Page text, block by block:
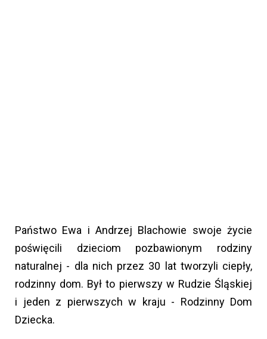
Państwo Ewa i Andrzej Blachowie swoje życie
poświęcili dzieciom pozbawionym rodziny
naturalnej - dla nich przez 30 lat tworzyli ciepły,
rodzinny dom. Był to pierwszy w Rudzie Śląskiej
i jeden z pierwszych w kraju - Rodzinny Dom
Dziecka.